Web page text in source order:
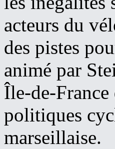
acteurs du
des pistes
animé par
Île-de-France
politiques
marseillaise.